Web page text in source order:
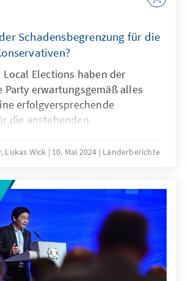
Schadensbegrenzung für die
Local Elections haben der
Party erwartungsgemäß alles
erfolgversprechende
die anstehenden
Englands herbe Verluste
wird künftig ein Tory-
agieren. In landesweiten
die oppositionelle Labour
Abstand von satten 20
vor der Partei von
Rishi Sunak. Besteht für die
noch Hoffnung oder
Lukas Wick 10. Mai 2024 Länderberichte